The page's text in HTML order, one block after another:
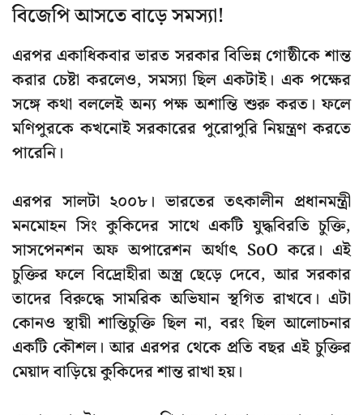
বিজেপি আসতে বাড়ে সমস্যা!
এরপর একাধিকবার ভারত সরকার বিভিন্ন গোষ্ঠীকে শান্ত
করার চেষ্টা করলেও, সমস্যা ছিল একটাই। এক পক্ষের
সঙ্গে কথা বললেই অন্য পক্ষ অশান্তি শুরু করত। ফলে
মণিপুরকে কখনোই সরকারের পুরোপুরি নিয়ন্ত্রণ করতে
পারেনি।
এরপরসালটা ২০০৮। ভারতের তৎকালীন প্রধানমন্ত্রী
মনমোহন সিং কুকিদের সাথে একটি যুদ্ধবিরতি চুক্তি,
সাসপেনশন অফ অপারেশনঅর্থাৎSoOকরে। এই
চুক্তির ফলে বিদ্রোহীরা অস্ত্র ছেড়ে দেবে, আর সরকার
তাদের বিরুদ্ধে সামরিক অভিযান স্থগিত রাখবে। এটা
কোনওস্থায়ী শান্তিচুক্তি ছিল না, বরং ছিল আলোচনার
একটি কৌশল। আর এরপর থেকে প্রতি বছর এই চুক্তির
মেয়াদ বাড়িয়ে কুকিদের শান্ত রাখা হয়।